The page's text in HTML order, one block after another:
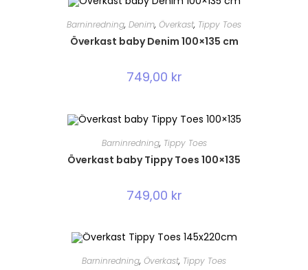
Barninredning, Denim, Överkast, Tippy Toes
Överkast baby Denim 100×135 cm
749,00 kr
Barninredning, Tippy Toes
Överkast baby Tippy Toes 100×135
749,00 kr
Barninredning, Överkast, Tippy Toes